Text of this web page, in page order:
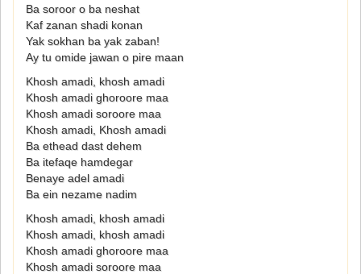
Ba soroor o ba neshat
Kaf zanan shadi konan
Yak sokhan ba yak zaban!
Ay tu omide jawan o pire maan
Khosh amadi, khosh amadi
Khosh amadi ghoroore maa
Khosh amadi soroore maa
Khosh amadi, Khosh amadi
Ba ethead dast dehem
Ba itefaqe hamdegar
Benaye adel amadi
Ba ein nezame nadim
Khosh amadi, khosh amadi
Khosh amadi, khosh amadi
Khosh amadi ghoroore maa
Khosh amadi soroore maa